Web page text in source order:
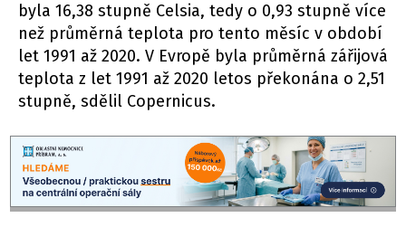
byla 16,38 stupně Celsia, tedy o 0,93 stupně více
než průměrná teplota pro tento měsíc v období
let 1991 až 2020. V Evropě byla průměrná zářijová
teplota z let 1991 až 2020 letos překonána o 2,51
stupně, sdělil Copernicus.